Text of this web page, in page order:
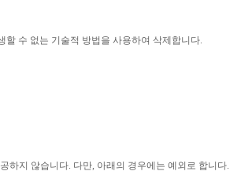
할 수 없는 기술적 방법을 사용하여 삭제합니다
하지 않습니다 다만 아래의 경우에는 예외로 합니다